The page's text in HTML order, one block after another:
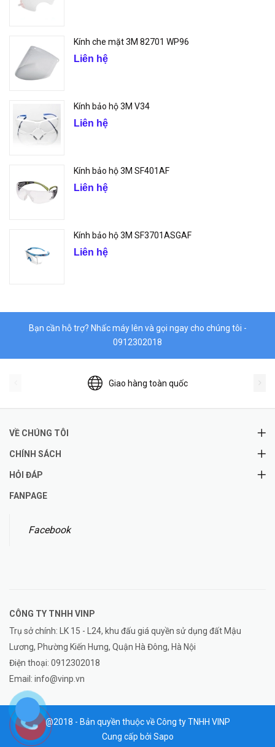
Kính che mặt 3M 82701 WP96
Liên hệ
Kính bảo hộ 3M V34
Liên hệ
Kính bảo hộ 3M SF401AF
Liên hệ
Kính bảo hộ 3M SF3701ASGAF
Liên hệ
Bạn cần hỗ trợ? Nhấc máy lên và gọi ngay cho chúng tôi -
0912302018
Giao hàng toàn quốc
VỀ CHÚNG TÔI
CHÍNH SÁCH
HỎI ĐÁP
FANPAGE
Facebook
CÔNG TY TNHH VINP
Trụ sở chính: LK 15 - L24, khu đấu giá quyền sử dụng đất Mậu
Lương, Phường Kiến Hưng, Quận Hà Đông, Hà Nội
Điện thoại: 0912302018
Email: info@vinp.vn
@2018 - Bản quyền thuộc về Công ty TNHH VINP
Cung cấp bởi Sapo